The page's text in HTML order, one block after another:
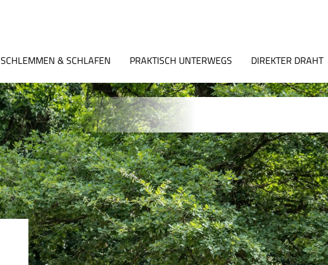
SCHLEMMEN & SCHLAFEN PRAKTISCH UNTERWEGS DIREKTER DRAHT